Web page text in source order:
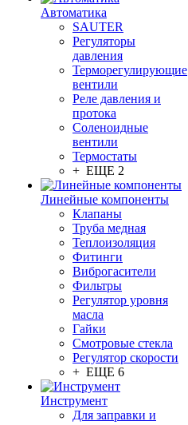
Автоматика
SAUTER
Регуляторы
давления
Терморегулирующие
вентили
Реле давления и
протока
Соленоидные
вентили
Термостаты
+ ЕЩЕ 2
Линейные компоненты
Клапаны
Труба медная
Теплоизоляция
Фитинги
Виброгасители
Фильтры
Регулятор уровня
масла
Гайки
Смотровые стекла
Регулятор скорости
+ ЕЩЕ 6
Инструмент
Для заправки и